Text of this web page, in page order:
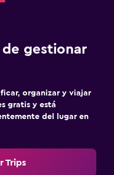
de gestionar
organizar y viajar
gratis y está
del lugar en
Trips